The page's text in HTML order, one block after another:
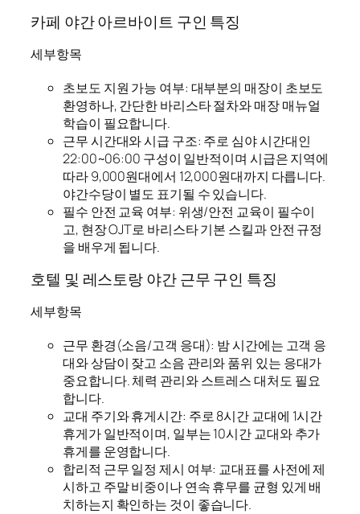
카페 야간 아르바이트 구인 특징
세부항목
초보도 지원 가능 여부: 대부분의 매장이 초보도
환영하나, 간단한 바리스타 절차와 매장 매뉴얼
학습이 필요합니다.
근무 시간대와 시급 구조: 주로 심야 시간대인
22:00~06:00 구성이 일반적이며 시급은 지역에
따라 9,000원대에서 12,000원대까지 다릅니다.
야간수당이 별도 표기될 수 있습니다.
필수 안전 교육 여부: 위생/안전 교육이 필수이
고, 현장 OJT로 바리스타 기본 스킬과 안전 규정
을 배우게 됩니다.
호텔 및 레스토랑 야간 근무 구인 특징
세부항목
근무 환경(소음/고객 응대): 밤 시간에는 고객 응
대와 상담이 잦고 소음 관리와 품위 있는 응대가
중요합니다. 체력 관리와 스트레스 대처도 필요
합니다.
교대 주기와 휴게시간: 주로 8시간 교대에 1시간
휴게가 일반적이며, 일부는 10시간 교대와 추가
휴게를 운영합니다.
합리적 근무 일정 제시 여부: 교대표를 사전에 제
시하고 주말 비중이나 연속 휴무를 균형 있게 배
치하는지 확인하는 것이 좋습니다.